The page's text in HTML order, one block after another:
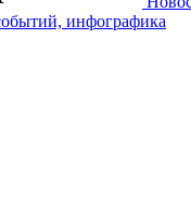
инфографика